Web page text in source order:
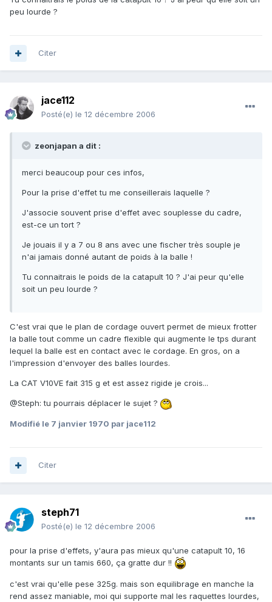
peu lourde ?
Citer
jace112
Posté(e) le 12 décembre 2006
zeonjapan a dit :
merci beaucoup pour ces infos,
Pour la prise d'effet tu me conseillerais laquelle ?
J'associe souvent prise d'effet avec souplesse du cadre,
est-ce un tort ?
Je jouais il y a 7 ou 8 ans avec une fischer très souple je
n'ai jamais donné autant de poids à la balle !
Tu connaitrais le poids de la catapult 10 ? J'ai peur qu'elle
soit un peu lourde ?
C'est vrai que le plan de cordage ouvert permet de mieux frotter
la balle tout comme un cadre flexible qui augmente le tps durant
lequel la balle est en contact avec le cordage. En gros, on a
l'impression d'envoyer des balles lourdes.
La CAT V10VE fait 315 g et est assez rigide je crois...
@Steph: tu pourrais déplacer le sujet ?
Modifié le 7 janvier 1970 par jace112
Citer
steph71
Posté(e) le 12 décembre 2006
pour la prise d'effets, y'aura pas mieux qu'une catapult 10, 16
montants sur un tamis 660, ça gratte dur !!
c'est vrai qu'elle pese 325g. mais son equilibrage en manche la
rend assez maniable, moi qui supporte mal les raquettes lourdes,